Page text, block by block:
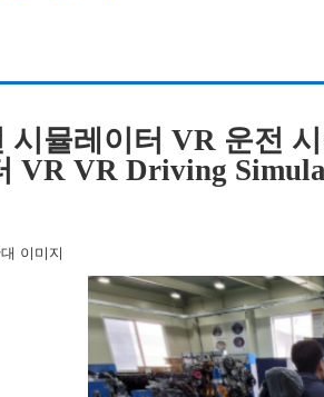
시뮬레이터 VR 운전
VR VR Driving